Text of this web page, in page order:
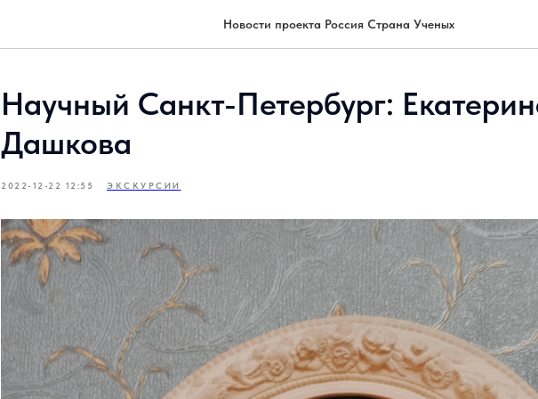
Новости проекта Россия Страна Ученых
Научный Санкт-Петербург:
Дашкова
2022-12-22 12:55 ЭКСКУРСИИ